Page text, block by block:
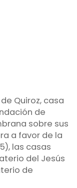
Quiroz, casa
de
sobre sus
a favor de la
las casas
del Jesús
de